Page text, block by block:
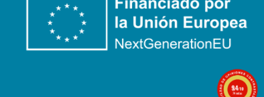
9.4/10
74 notas